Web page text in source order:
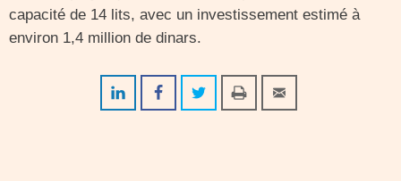
capacité de 14 lits, avec un investissement estimé à
environ 1,4 million de dinars.